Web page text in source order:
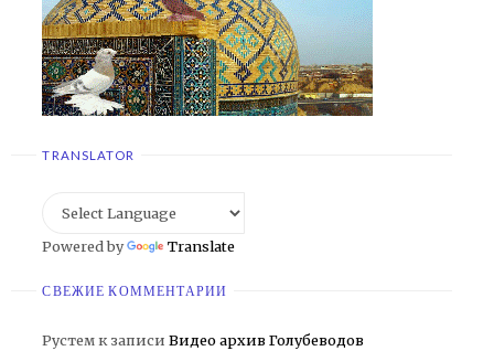
TRANSLATOR
Powered by Translate
СВЕЖИЕ КОММЕНТАРИИ
Рустемк записиВидео архив Голубеводов